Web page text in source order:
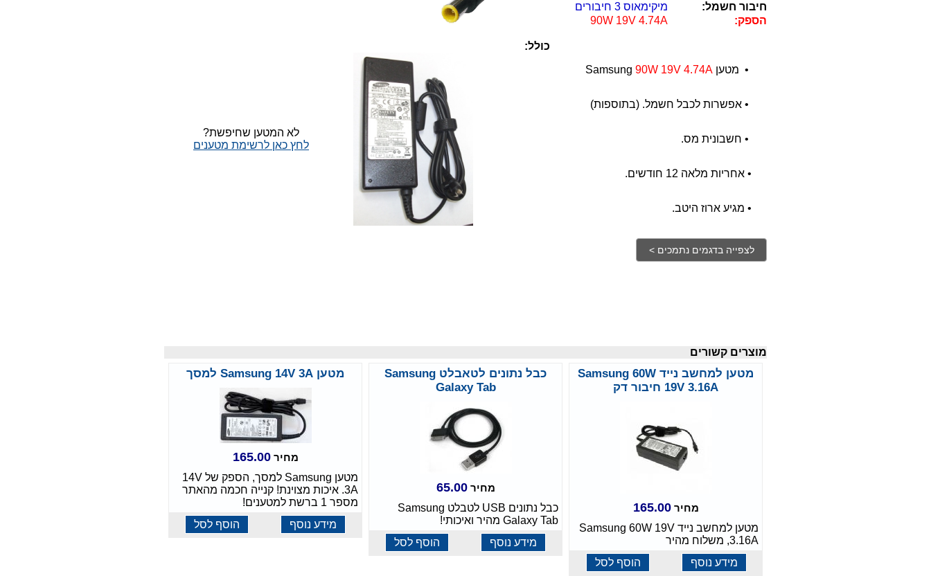
חיבור חשמל:
מיקימאוס 3 חיבורים
הספק:
90W 19V 4.74A
כולל:
• מטען Samsung 90W 19V 4.74A
• אפשרות לכבל חשמל. (בתוספות)
• חשבונית מס.
• אחריות מלאה 12 חודשים.
• מגיע ארוז היטב.
לא המטען שחיפשת?
לחץ כאן לרשימת מטענים
מוצרים קשורים
מטען למחשב נייד Samsung 60W
19V 3.16A חיבור דק
מחיר165.00
מטען למחשב נייד Samsung 60W 19V
3.16A, משלוח מהיר
מידע נוסף
הוסף לסל
כבל נתונים לטאבלט Samsung
Galaxy Tab
מחיר65.00
כבל נתונים USB לטבלט Samsung
Galaxy Tab מהיר ואיכותי!
מידע נוסף
הוסף לסל
מטען Samsung 14V 3A למסך
מחיר165.00
מטען Samsung למסך, הספק של 14V
3A. איכות מצוינת! קנייה חכמה מהאתר
מספר 1 ברשת למטענים!
מידע נוסף
הוסף לסל